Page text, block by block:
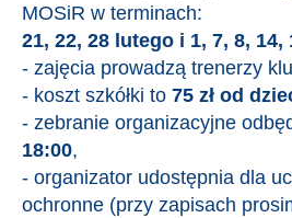
MOSiR w terminach:
21, 22, 28 lutego i 1, 7, 8,
- zajęcia prowadzą trenerzy
- koszt szkółki to 75 zł od
- zebranie organizacyjne
18:00,
- organizator udostępnia dla
ochronne (przy zapisach